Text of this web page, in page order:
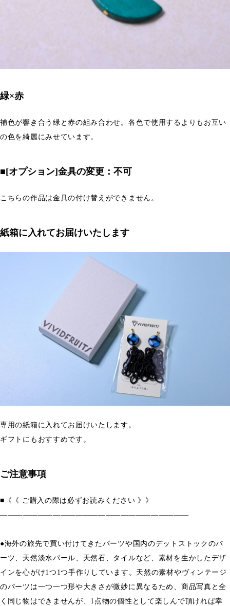
緑×赤
補色が響き合う緑と赤の組み合わせ。各色で使用するよりもお互い
の色を綺麗にみせています。
■[オプション]金具の変更：不可
こちらの作品は金具の付け替えができません。
紙箱に入れてお届けいたします
専用の紙箱に入れてお届けいたします。
ギフトにもおすすめです。
ご注意事項
■《《 ご購入の際は必ずお読みください 》》
―――――――――――――――――――――――――
●海外の旅先で買い付けてきたパーツや国内のデットストックのパ
ーツ、天然淡水パール、天然石、タイルなど、素材を生かしたデザ
インを心がけ1つ1つ手作りしています。天然の素材やヴィンテージ
のパーツは一つ一つ形や大きさが微妙に異なるため、商品写真と全
く同じ物はできませんが、1点物の個性として楽しんで頂ければ幸